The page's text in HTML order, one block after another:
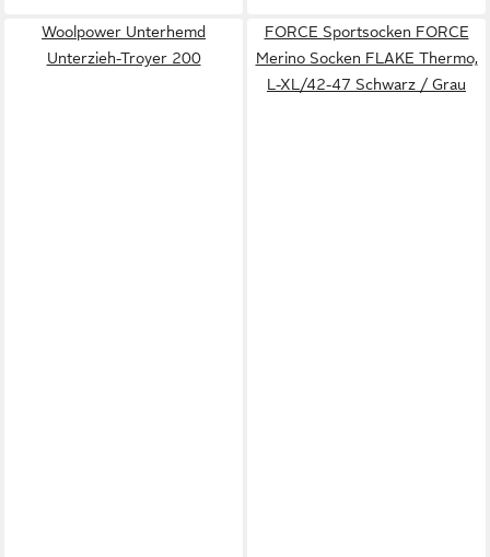
Woolpower Unterhemd
Unterzieh-Troyer 200
FORCE Sportsocken FORCE
Merino Socken FLAKE Thermo,
L-XL/42-47 Schwarz / Grau